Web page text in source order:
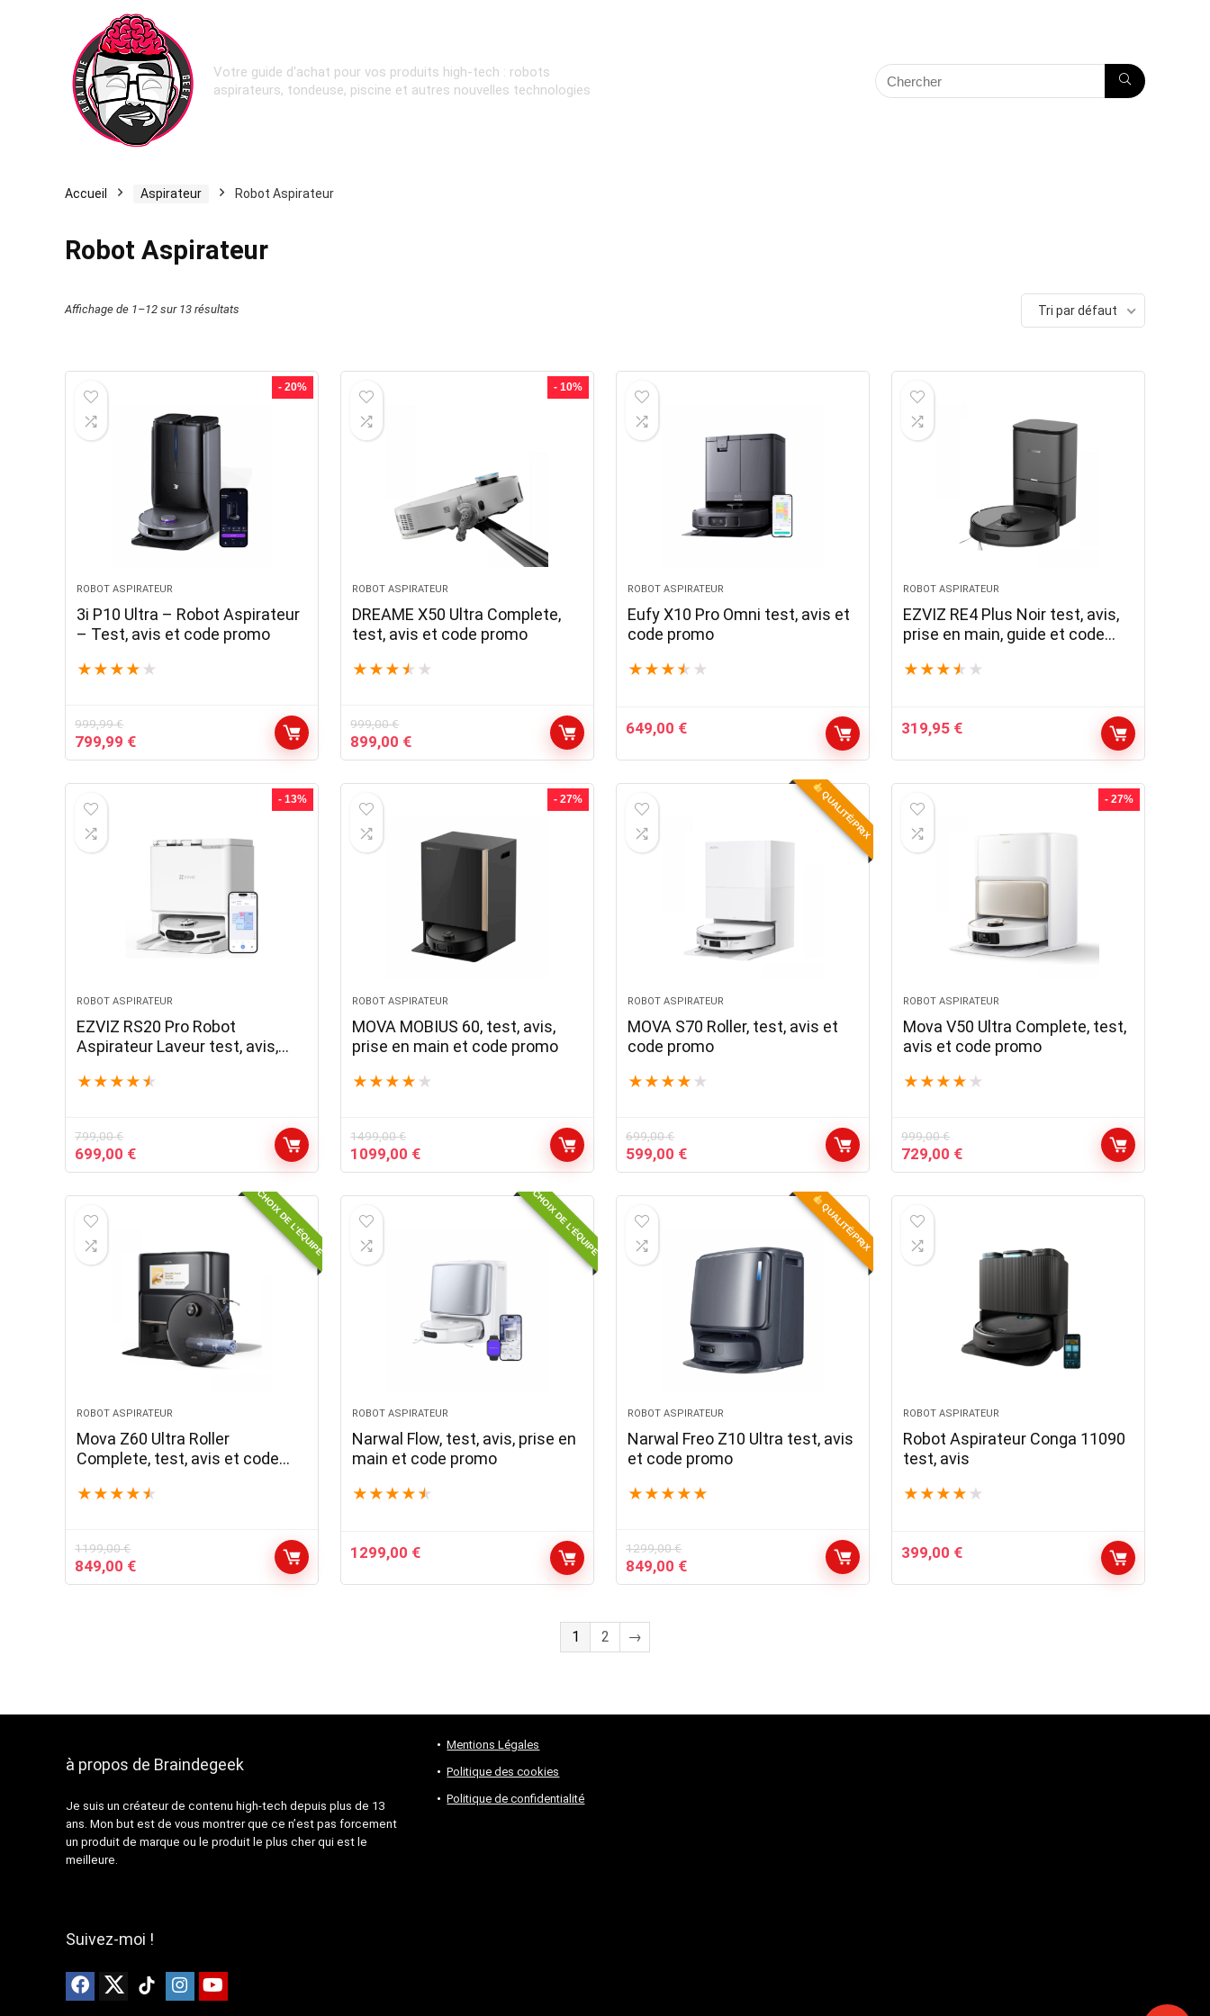
Votre guide d'achat pour vos produits high-tech : robots
aspirateurs, tondeuse, piscine et autres nouvelles technologies
Accueil Aspirateur Robot Aspirateur
Robot Aspirateur
Affichage de 1–12 sur 13 résultats Tri par défaut
- 20%
ROBOT ASPIRATEUR
3i P10 Ultra – Robot Aspirateur
– Test, avis et code promo
★ ★ ★ ★ ★
999,99€
Le
prix
999,99 €.
799,99 €Le
prix
- 10%
ROBOT ASPIRATEUR
DREAME X50 Ultra Complete,
test, avis et code promo
★ ★ ★ ★ ★
999,00€
Le
prix
999,00 €.
899,00 €Le
prix
ROBOT ASPIRATEUR
Eufy X10 Pro Omni test, avis et
code promo
★ ★ ★ ★ ★
649,00 €
ROBOT ASPIRATEUR
EZVIZ RE4 Plus Noir test, avis,
prise en main, guide et code
★ ★ ★ ★ ★
319,95 €
- 13%
ROBOT ASPIRATEUR
EZVIZ RS20 Pro Robot
Aspirateur Laveur test, avis,
★ ★ ★ ★ ★
799,00€
Le
prix
799,00 €.
699,00 €Le
prix
- 27%
ROBOT ASPIRATEUR
MOVA MOBIUS 60, test, avis,
prise en main et code promo
★ ★ ★ ★ ★
1499,00€
Le
prix
1499,00 €.
1099,00 €Le
prix
QUALITÉ/PRIX
ROBOT ASPIRATEUR
MOVA S70 Roller, test, avis et
code promo
★ ★ ★ ★ ★
699,00€
Le
prix
699,00 €.
599,00 €Le
prix
- 27%
ROBOT ASPIRATEUR
Mova V50 Ultra Complete, test,
avis et code promo
★ ★ ★ ★ ★
999,00€
Le
prix
999,00 €.
729,00 €Le
prix
CHOIX DE L'ÉQUIPE
ROBOT ASPIRATEUR
Mova Z60 Ultra Roller
Complete, test, avis et code
★ ★ ★ ★ ★
1199,00€
Le
prix
849,00 €Le
prix
CHOIX DE L'ÉQUIPE
ROBOT ASPIRATEUR
Narwal Flow, test, avis, prise en
main et code promo
★ ★ ★ ★ ★
1299,00 €
QUALITÉ/PRIX
ROBOT ASPIRATEUR
Narwal Freo Z10 Ultra test, avis
et code promo
★ ★ ★ ★ ★
1299,00€
Le
prix
était :
1299,00 €.
849,00 €Le
prix
ROBOT ASPIRATEUR
Robot Aspirateur Conga 11090
test, avis
★ ★ ★ ★ ★
399,00 €
1 2 →
à propos de Braindegeek
Je suis un créateur de contenu high-tech depuis plus de 13
ans. Mon but est de vous montrer que ce n’est pas forcement
un produit de marque ou le produit le plus cher qui est le
meilleure.
Suivez-moi !
Mentions Légales
Politique des cookies
Politique de confidentialité